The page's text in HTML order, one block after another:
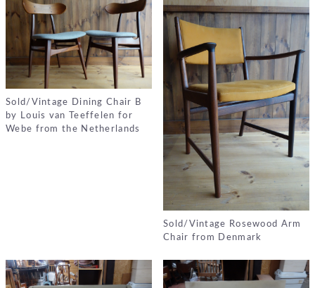
Sold/Vintage Dining Chair B
by Louis van Teeffelen for
Webe from the Netherlands
Sold/Vintage Rosewood Arm
Chair from Denmark